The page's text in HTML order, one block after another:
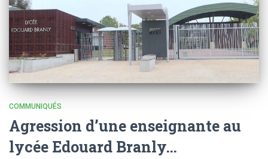
COMMUNIQUÉS
Agression d’une enseignante au
lycée Edouard Branly…